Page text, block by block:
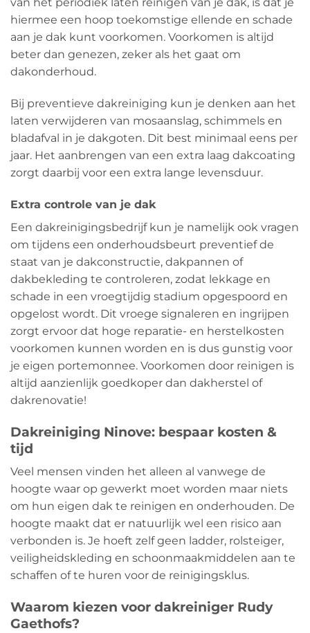
hiermee een hoop toekomstige ellende en schade
aan je dak kunt voorkomen. Voorkomen is altijd
beter dan genezen, zeker als het gaat om
dakonderhoud.
Bij preventieve dakreiniging kun je denken aan het
laten verwijderen van mosaanslag, schimmels en
bladafval in je dakgoten. Dit best minimaal eens per
jaar. Het aanbrengen van een extra laag dakcoating
zorgt daarbij voor een extra lange levensduur.
Extra controle van je dak
Een dakreinigingsbedrijf kun je namelijk ook vragen
om tijdens een onderhoudsbeurt preventief de
staat van je dakconstructie, dakpannen of
dakbekleding te controleren, zodat lekkage en
schade in een vroegtijdig stadium opgespoord en
opgelost wordt. Dit vroege signaleren en ingrijpen
zorgt ervoor dat hoge reparatie- en herstelkosten
voorkomen kunnen worden en is dus gunstig voor
je eigen portemonnee. Voorkomen door reinigen is
altijd aanzienlijk goedkoper dan dakherstel of
dakrenovatie!
Dakreiniging Ninove: bespaar kosten &
tijd
Veel mensen vinden het alleen al vanwege de
hoogte waar op gewerkt moet worden maar niets
om hun eigen dak te reinigen en onderhouden. De
hoogte maakt dat er natuurlijk wel een risico aan
verbonden is. Je hoeft zelf geen ladder, rolsteiger,
veiligheidskleding en schoonmaakmiddelen aan te
schaffen of te huren voor de reinigingsklus.
Waarom kiezen voor dakreiniger Rudy
Gaethofs?